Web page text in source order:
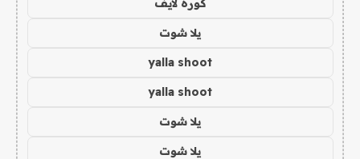
كورة لايف
يلا شوت
yalla shoot
yalla shoot
يلا شوت
يلا شوت